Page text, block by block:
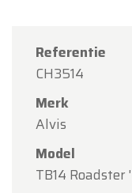
Referentie
CH3514
Merk
Alvis
Model
TB14 Roadster
Beste klanten,